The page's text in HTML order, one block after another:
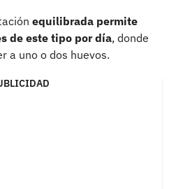
equilibrada permite
de este tipo por día, donde
a uno o dos huevos.